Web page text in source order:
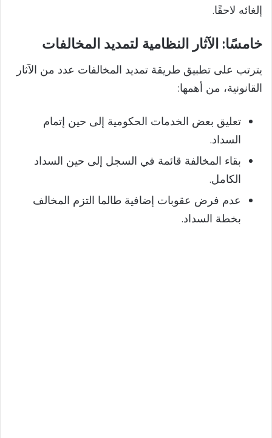
إلغائه لاحقًا.
خامسًا: الآثار النظامية لتمديد المخالفات
يترتب على تطبيق طريقة تمديد المخالفات عدد من الآثار
القانونية، من أهمها:
تعليق بعض الخدمات الحكومية إلى حين إتمام
السداد.
بقاء المخالفة قائمة في السجل إلى حين السداد
الكامل.
عدم فرض عقوبات إضافية طالما التزم المخالف
بخطة السداد.